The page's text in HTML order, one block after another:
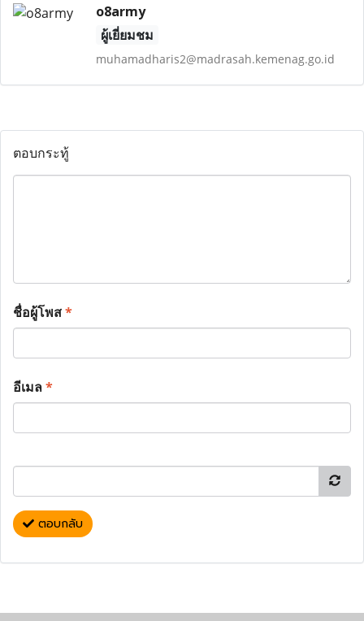
o8army
ผู้เยี่ยมชม
muhamadharis2@madrasah.kemenag.go.id
ตอบกระทู้
ชื่อผู้โพส*
อีเมล*
ตอบกลับ